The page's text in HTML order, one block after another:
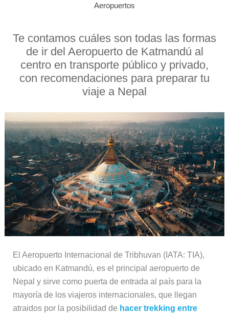
Aeropuertos
Te contamos cuáles son todas las formas
de ir del Aeropuerto de Katmandú al
centro en transporte público y privado,
con recomendaciones para preparar tu
viaje a Nepal
El Aeropuerto Internacional de Tribhuvan (IATA: TIA),
ubicado en Katmandú, es el principal aeropuerto de
Nepal y sirve como puerta de entrada al país para la
mayoría de los viajeros internacionales, que llegan
atraidos por la posibilidad de hacer trekking entre